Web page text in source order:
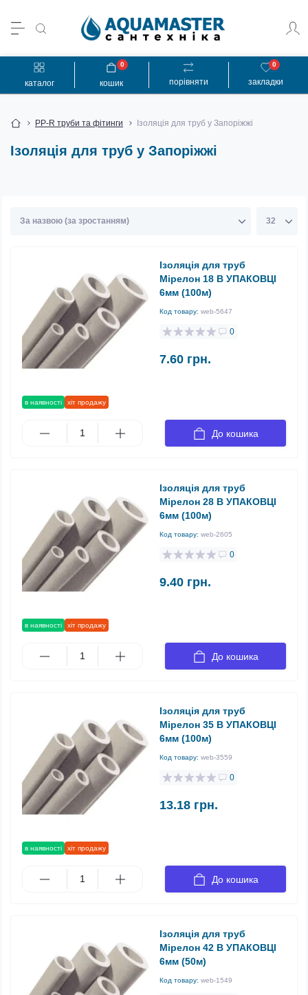
каталог порівняти закладки
0
кошик
0
PP-R труби та фітинги Ізоляція для труб у Запоріжжі
Ізоляція для труб у Запоріжжі
в наявності хіт продажу
Ізоляція для труб
Мірелон 18 В УПАКОВЦІ
6мм (100м)
Код товару: web-5647
0
7.60 грн.
До кошика
в наявності хіт продажу
Ізоляція для труб
Мірелон 28 В УПАКОВЦІ
6мм (100м)
Код товару: web-2605
0
9.40 грн.
До кошика
в наявності хіт продажу
Ізоляція для труб
Мірелон 35 В УПАКОВЦІ
6мм (100м)
Код товару: web-3559
0
13.18 грн.
До кошика
Ізоляція для труб
Мірелон 42 В УПАКОВЦІ
6мм (50м)
Код товару: web-1549